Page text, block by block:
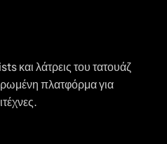
λάτρεις του τατουάζ
πλατφόρμα για